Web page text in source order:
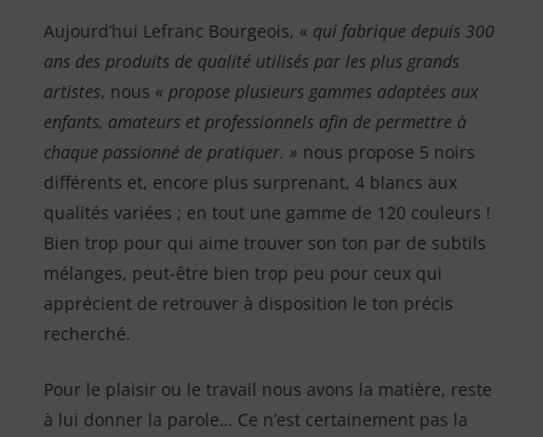
Aujourd’hui Lefranc Bourgeois, « qui fabrique depuis 300
ans des produits de qualité utilisés par les plus grands
artistes, nous « propose plusieurs gammes adaptées aux
enfants, amateurs et professionnels afin de permettre à
chaque passionné de pratiquer. » nous propose 5 noirs
différents et, encore plus surprenant, 4 blancs aux
qualités variées ; en tout une gamme de 120 couleurs !
Bien trop pour qui aime trouver son ton par de subtils
mélanges, peut-être bien trop peu pour ceux qui
apprécient de retrouver à disposition le ton précis
recherché.
Pour le plaisir ou le travail nous avons la matière, reste
à lui donner la parole… Ce n’est certainement pas la